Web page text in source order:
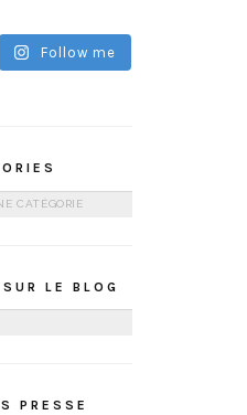
Follow me
LE BLOG
PRESSE